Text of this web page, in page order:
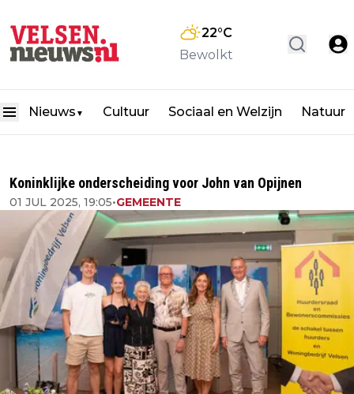
22°C
Bewolkt
Nieuws ▼ Cultuur Sociaal en Welzijn Natuur
Koninklijke onderscheiding voor John van Opijnen
01 JUL 2025, 19:05•GEMEENTE